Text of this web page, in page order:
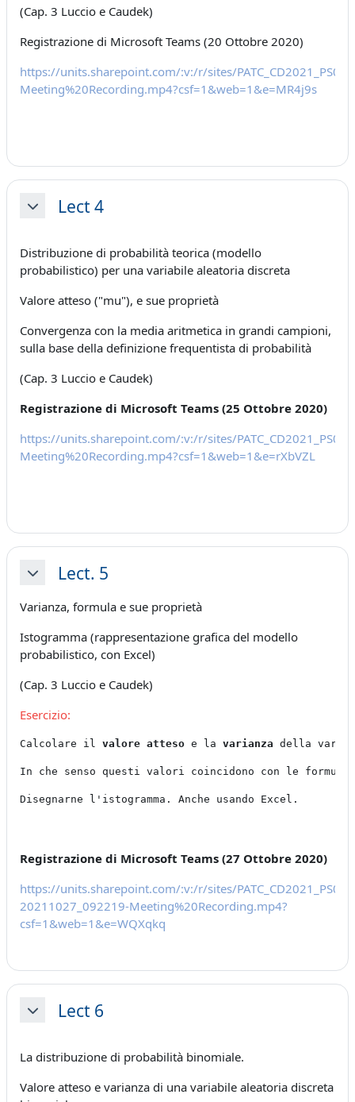
(Cap. 3 Luccio e Caudek)
Registrazione di Microsoft Teams (20 Ottobre 2020)
https://units.sharepoint.com/:v:/r/sites/
Meeting%20Recording.mp4?csf=1&web=1&e=MR4j9s
MinimizzaLect 4
Distribuzione di probabilità teorica (modello
probabilistico) per una variabile aleatoria discreta
Valore atteso ("mu"), e sue proprietà
Convergenza con la media aritmetica in grandi campioni,
sulla base della definizione frequentista di probabilità
(Cap. 3 Luccio e Caudek)
Registrazione di Microsoft Teams (25 Ottobre 2020)
https://units.sharepoint.com/:v:/r/sites/
Meeting%20Recording.mp4?csf=1&web=1&e=rXbVZL
MinimizzaLect. 5
Varianza, formula e sue proprietà
Istogramma (rappresentazione grafica del modello
probabilistico, con Excel)
(Cap. 3 Luccio e Caudek)
Esercizio:
Calcolare il valore atteso e la varianza della
In che senso questi valori coincidono con le
Disegnarne l'istogramma. Anche usando Excel.
Registrazione di Microsoft Teams (27 Ottobre 2020)
https://units.sharepoint.com/:v:/r/sites/
20211027_092219-Meeting%20Recording.mp4?
csf=1&web=1&e=WQXqkq
MinimizzaLect 6
La distribuzione di probabilità binomiale.
Valore atteso e varianza di una variabile aleatoria discreta